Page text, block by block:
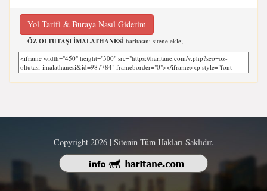
Yol Tarifi & Buraya Nasıl Giderim
ÖZ OLTUTAŞI İMALATHANESİ haritasını sitene ekle;
Copyright 2026 | Sitenin Tüm Hakları Saklıdır.